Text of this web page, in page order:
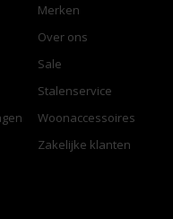
Merken
Over ons
Sale
Stalenservice
Woonaccessoires
Zakelijke klanten